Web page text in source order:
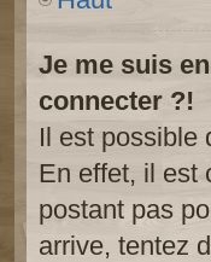
Je me suis
connecter ?!
Il est possible
En effet, il est
postant pas
arrive, tentez